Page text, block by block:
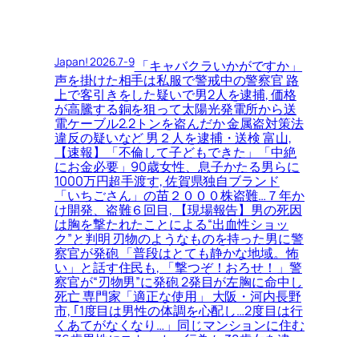
Japan! 2026.7-9「キャバクラいかがですか」
声を掛けた相手は私服で警戒中の警察官 路
上で客引きをした疑いで男2人を逮捕, 価格
が高騰する銅を狙って太陽光発電所から送
電ケーブル2.2トンを盗んだか 金属盗対策法
違反の疑いなど 男２人を逮捕・送検 富山,
【速報】「不倫して子どもできた」「中絶
にお金必要」90歳女性、息子かたる男らに
1000万円超手渡す, 佐賀県独自ブランド
「いちごさん」の苗２０００株盗難…７年か
け開発、盗難６回目, 【現場報告】男の死因
は胸を撃たれたことによる“出血性ショッ
ク”と判明 刃物のようなものを持った男に警
察官が発砲 「普段はとても静かな地域。怖
い」と話す住民も, 「撃つぞ！おろせ！」警
察官が“刃物男”に発砲 2発目が左胸に命中し
死亡 専門家「適正な使用」 大阪・河内長野
市, ｢1度目は男性の体調を心配し…2度目は行
くあてがなくなり…」同じマンションに住む